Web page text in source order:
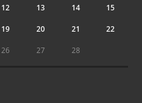
12 13 14 15
19 20 21 22
26 27 28